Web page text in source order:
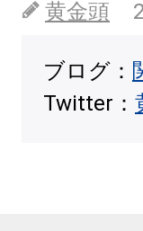
黄金頭
ブログ：
Twitter：